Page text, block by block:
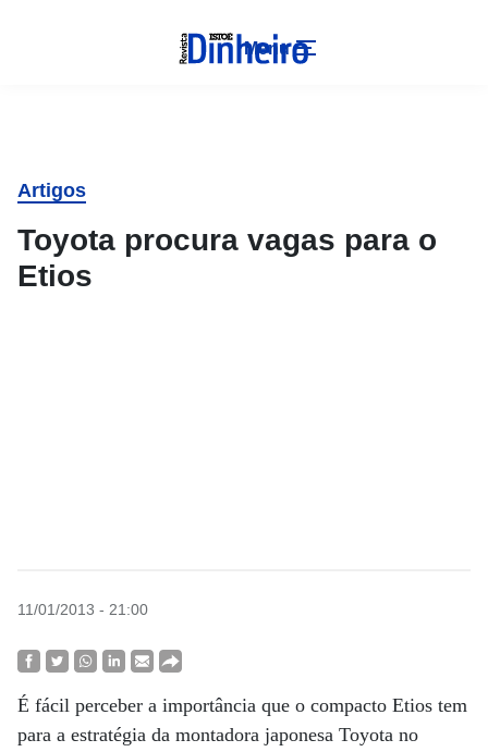
Menu
Artigos
Toyota procura vagas para o
Etios
11/01/2013 - 21:00
É fácil perceber a importância que o compacto Etios tem
para a estratégia da montadora japonesa Toyota no